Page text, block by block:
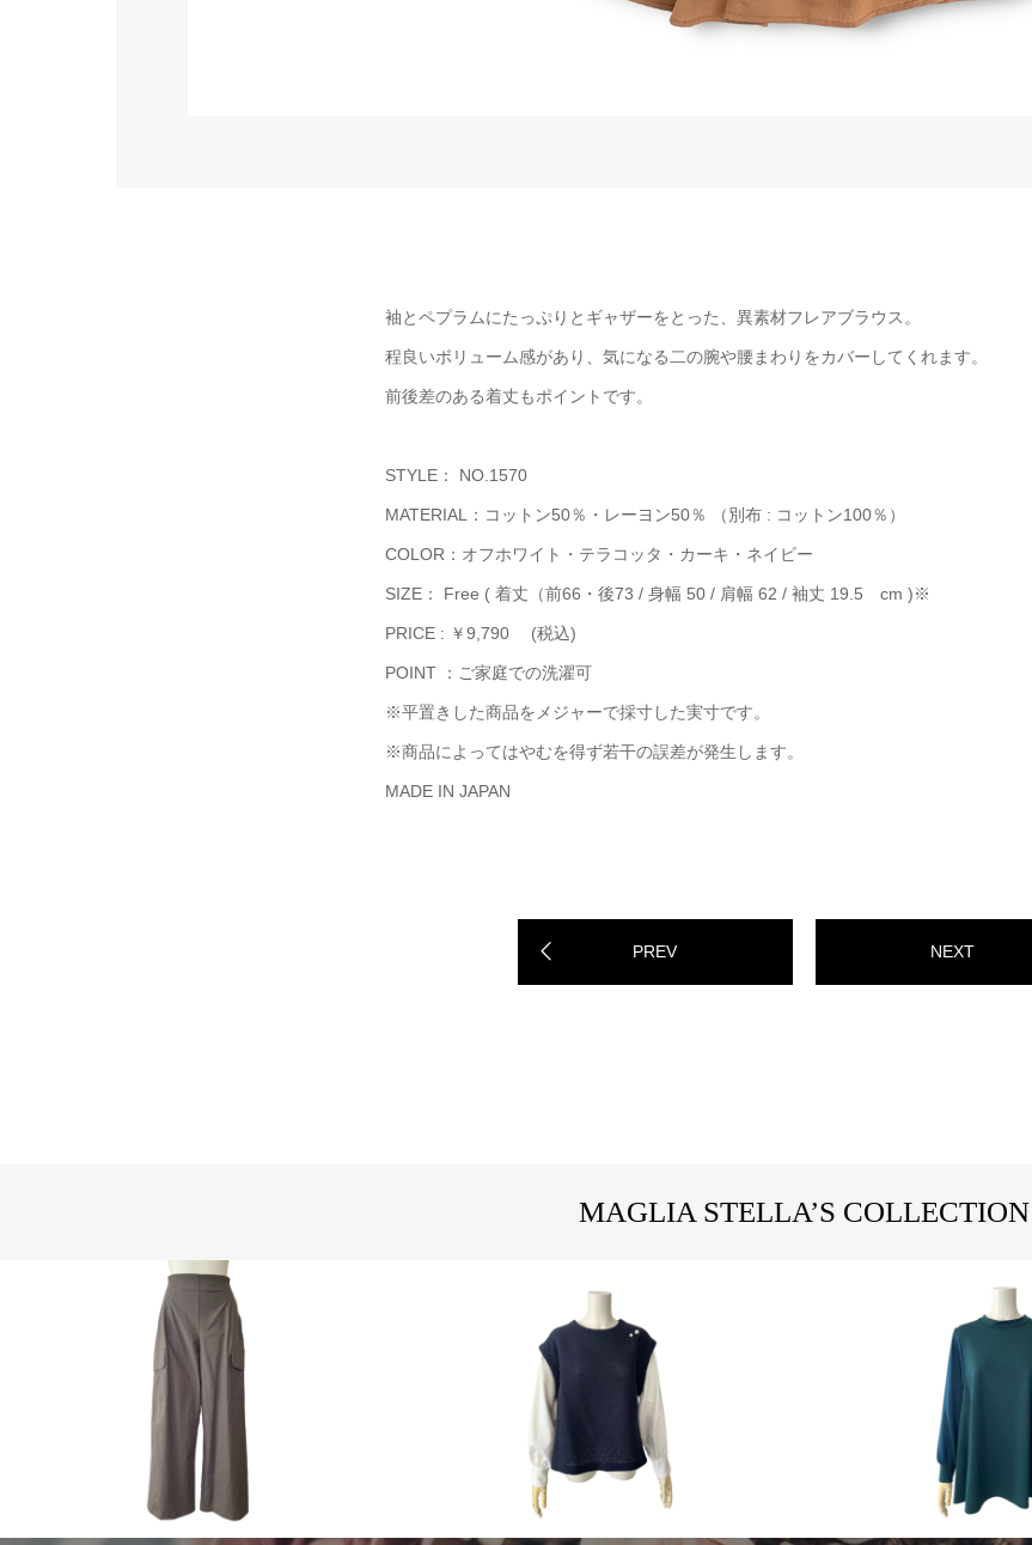
袖とペプラムにたっぷりとギャザーをとった、異素材フレアブラウス。
程良いボリューム感があり、気になる二の腕や腰まわりをカバーしてくれます。
前後差のある着丈もポイントです。
STYLE： NO.1570
MATERIAL：コットン50％・レーヨン50％ （別布 : コットン100％）
COLOR：オフホワイト・テラコッタ・カーキ・ネイビー
SIZE： Free ( 着丈（前66・後73 / 身幅 50 / 肩幅 62 / 袖丈 19.5 cm )※
PRICE : ￥9,790 (税込)
POINT ：ご家庭での洗濯可
※平置きした商品をメジャーで採寸した実寸です。
※商品によってはやむを得ず若干の誤差が発生します。
MADE IN JAPAN
PREV NEXT
MAGLIA STELLA’S COLLECTION
2024 Spring & Summer
2023 Autumn & Winter
2026 Autumn & Winter